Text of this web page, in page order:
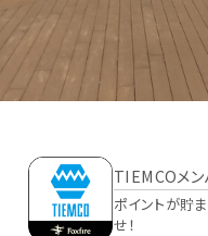
TIEMCOメン
ポイントが貯
せ！